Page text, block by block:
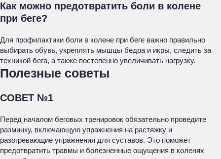
Как можно предотвратить боли в колене
при беге?
Для профилактики боли в колене при беге важно правильно
выбирать обувь, укреплять мышцы бедра и икры, следить за
техникой бега, а также постепенно увеличивать нагрузку.
Полезные советы
СОВЕТ №1
Перед началом беговых тренировок обязательно проведите
разминку, включающую упражнения на растяжку и
разогревающие упражнения для суставов. Это поможет
предотвратить травмы и болезненные ощущения в коленях